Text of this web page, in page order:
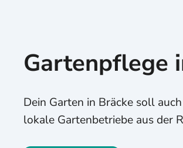
Gartenpflege
Dein Garten in Bräcke soll
lokale Gartenbetriebe aus der